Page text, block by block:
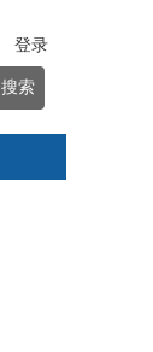
登录
搜索